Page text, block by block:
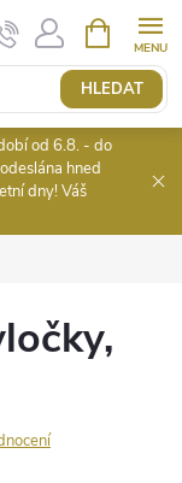
HLEDAT
NÁKUPNÍ
KOŠÍK
od 6.8. - do
hned
dny! Váš